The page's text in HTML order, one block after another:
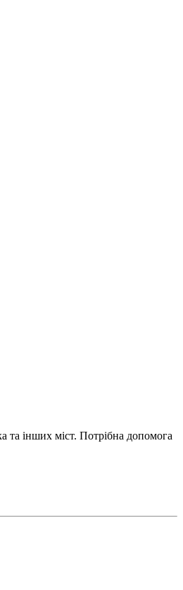
та інших міст. Потрібна допомога